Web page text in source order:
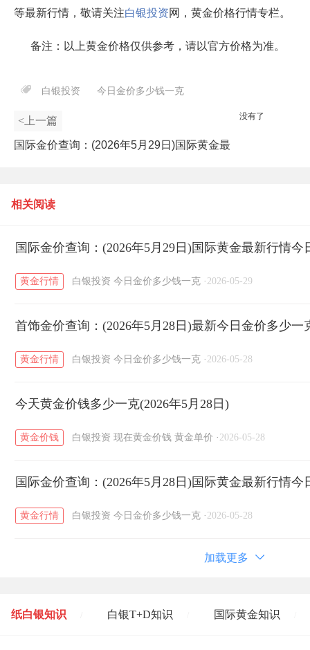
等最新行情，敬请关注白银投资网，黄金价格行情专栏。
备注：以上黄金价格仅供参考，请以官方价格为准。
白银投资 今日金价多少钱一克
<上一篇
国际金价查询：(2026年5月29日)国际黄金最
没有了
相关阅读
国际金价查询：(2026年5月29日)国际黄金最新行情今
黄金行情 白银投资 今日金价多少钱一克 · 2026-05-29
首饰金价查询：(2026年5月28日)最新今日金价多少一
黄金行情 白银投资 今日金价多少钱一克 · 2026-05-28
今天黄金价钱多少一克(2026年5月28日)
黄金价钱 白银投资 现在黄金价钱 黄金单价 · 2026-05-28
国际金价查询：(2026年5月28日)国际黄金最新行情今
黄金行情 白银投资 今日金价多少钱一克 · 2026-05-28
加载更多
纸白银知识 白银T+D知识 国际黄金知识